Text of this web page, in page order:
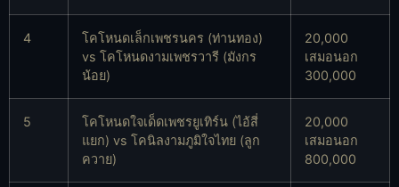
4
โคโหนดเล็กเพชรนคร (ท่านทอง)
vs โคโหนดงามเพชรวารี (มังกร
น้อย)
20,000
เสมอนอก
300,000
5
โคโหนดใจเด็ดเพชรยูเทิร์น (ไอ้สี่
แยก) vs โคนิลงามภูมิใจไทย (ลูก
ควาย)
20,000
เสมอนอก
800,000